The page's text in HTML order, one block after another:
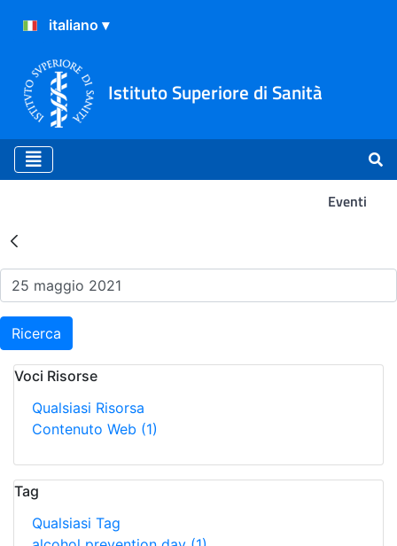
Istituto Superiore di Sanità
Eventi
Risultati della Ricerca -
Ricerca
Voci Risorse
Qualsiasi Risorsa
Contenuto Web (1)
Tag
Qualsiasi Tag